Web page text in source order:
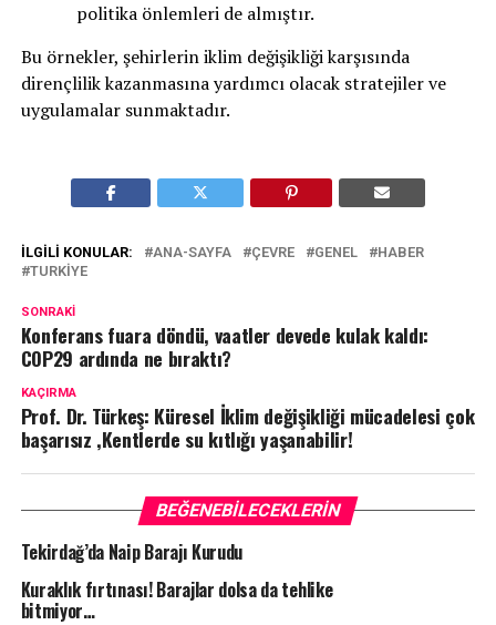
politika önlemleri de almıştır.
Bu örnekler, şehirlerin iklim değişikliği karşısında
dirençlilik kazanmasına yardımcı olacak stratejiler ve
uygulamalar sunmaktadır.
İLGILI KONULAR: ANA-SAYFA ÇEVRE GENEL
HABER
TURKIYE
SONRAKI
Konferans fuara döndü, vaatler devede kulak kaldı:
COP29 ardında ne bıraktı?
KAÇIRMA
Prof. Dr. Türkeş: Küresel İklim değişikliği mücadelesi çok
başarısız ,Kentlerde su kıtlığı yaşanabilir!
BEĞENEBILECEKLERIN
Tekirdağ’da Naip Barajı Kurudu
Kuraklık fırtınası! Barajlar dolsa da tehlike
bitmiyor…